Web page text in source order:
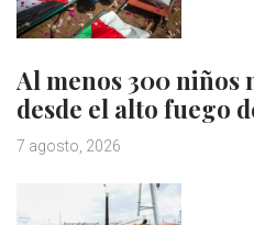
Al menos 300 niños
desde el alto fuego
7 agosto, 2026